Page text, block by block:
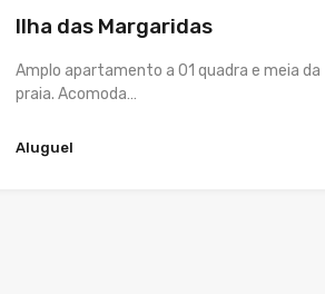
Ilha das Margaridas
Amplo apartamento a 01 quadra e meia da
praia. Acomoda…
Aluguel